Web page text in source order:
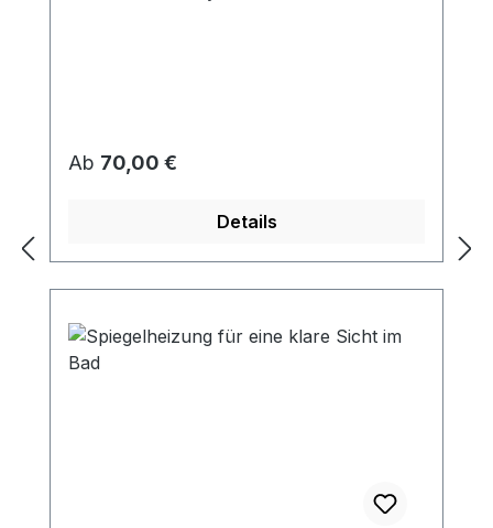
Regulärer Preis:
Ab 70,00 €
Details